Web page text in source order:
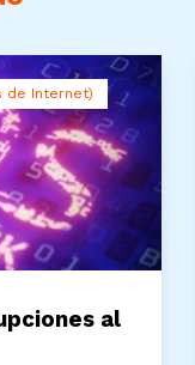
de Internet)
al